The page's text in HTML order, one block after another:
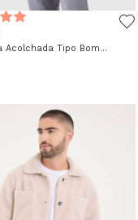
Chaqueta Acolchada Tipo Bomber